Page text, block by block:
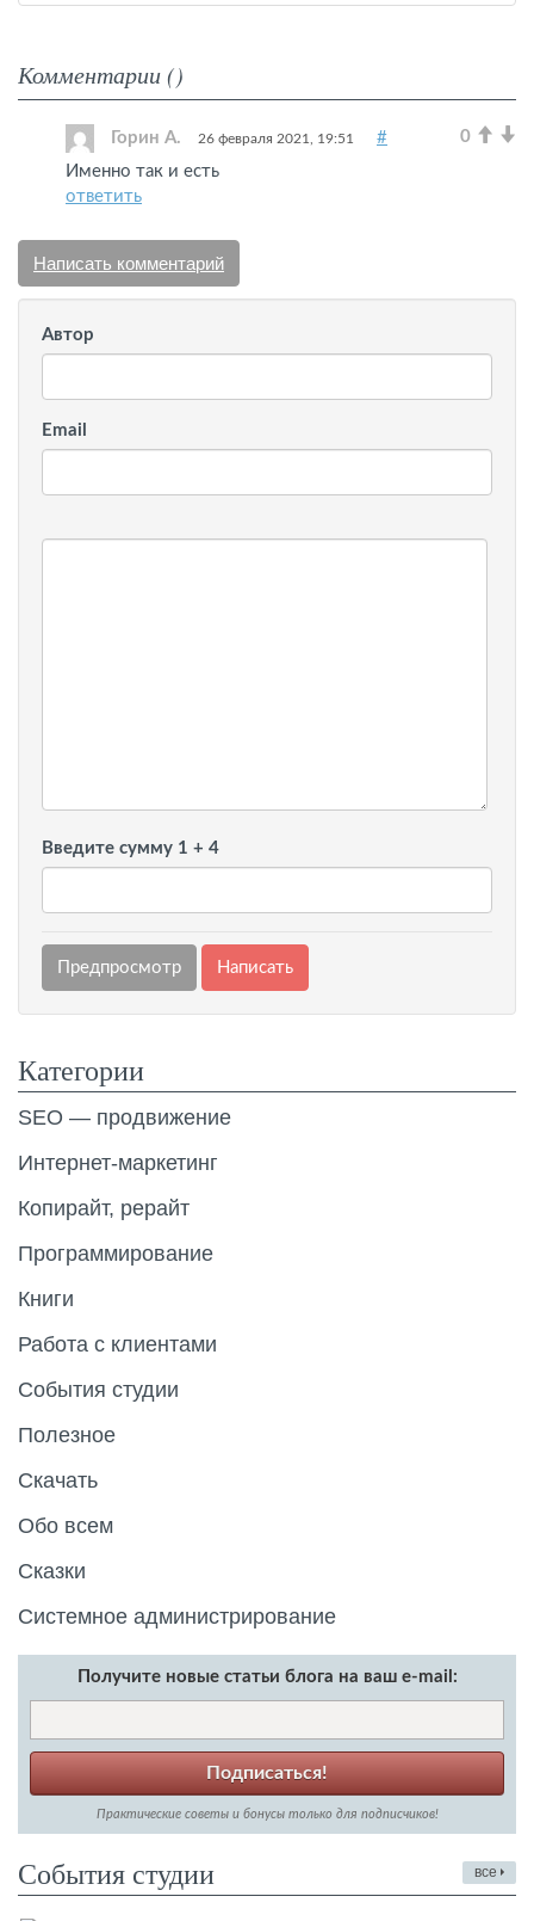
Комментарии ()
Горин А. 26 февраля 2021, 19:51 #
0
Именно так и есть
ответить
Написать комментарий
Автор
Email
Введите сумму 1 + 4
Категории
SEO — продвижение
Интернет-маркетинг
Копирайт, рерайт
Программирование
Книги
Работа с клиентами
События студии
Полезное
Скачать
Обо всем
Сказки
Системное администрирование
Получите новые статьи блога на ваш e-mail:
Подписаться!
Практические советы и бонусы только для подписчиков!
События студии все